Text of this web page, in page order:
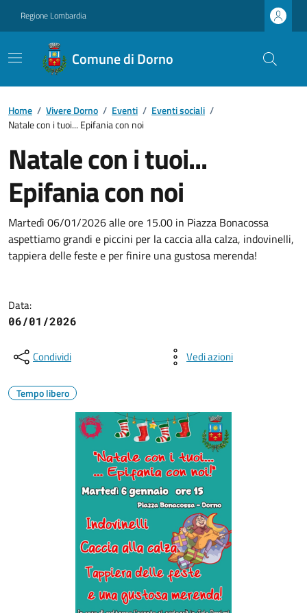
Regione Lombardia
Comune di Dorno
Home / Vivere Dorno / Eventi / Eventi sociali /
Natale con i tuoi... Epifania con noi
Natale con i tuoi...
Epifania con noi
Martedì 06/01/2026 alle ore 15.00 in Piazza Bonacossa
aspettiamo grandi e piccini per la caccia alla calza, indovinelli,
tappiera delle feste e per finire una gustosa merenda!
Data:
06/01/2026
Condividi Vedi azioni
Tempo libero